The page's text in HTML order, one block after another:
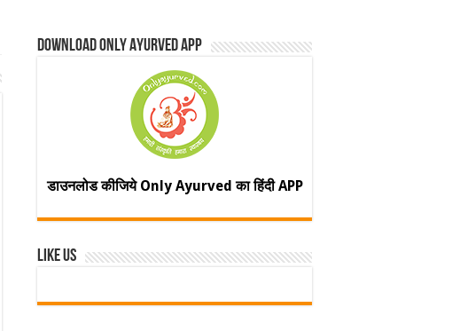
Download Only Ayurved App
डाउनलोड कीजिये Only Ayurved का हिंदी APP
Like Us